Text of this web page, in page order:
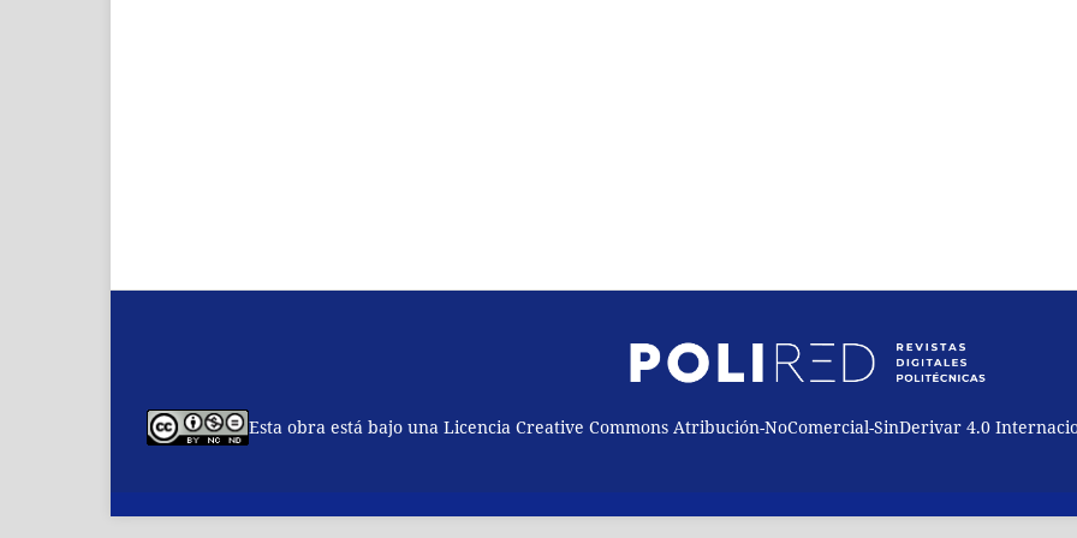
Esta obra está bajo una Licencia Creative Commons Atribución-NoComercial-SinDerivar 4.0